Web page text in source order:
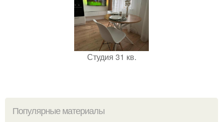
Студия 31 кв.
Популярные материалы